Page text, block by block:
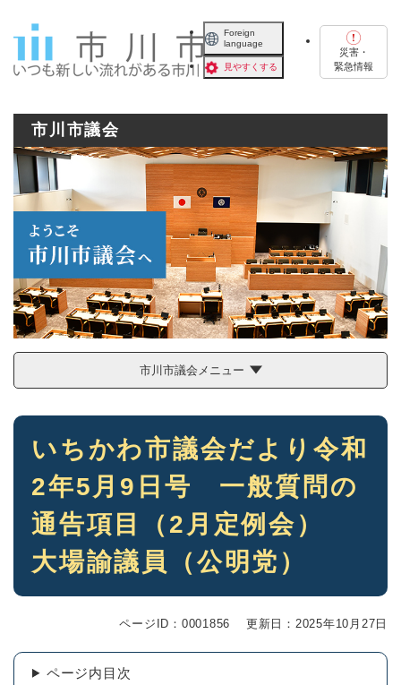
Foreign
language
見やすくする
災害・
緊急情報
市川市議会
市川市議会メニュー
本
いちかわ市議会だより令和
2年5月9日号 一般質問の
通告項目（2月定例会）
大場諭議員（公明党）
ページID：0001856 更新日：2025年10月27日
ページ内目次